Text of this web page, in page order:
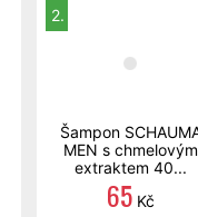
2.
Šampon
MEN s chmelovým
extraktem 40...
65Kč